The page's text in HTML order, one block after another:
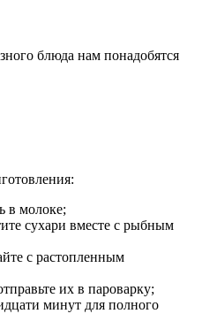
блюда нам понадобятся
в молоке;
сухари вместе с рыбным
с растопленным
их в пароварку;
минут для полного